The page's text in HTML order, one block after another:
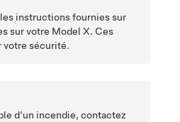
instructions fournies sur
sur votre Model X. Ces
votre sécurité.
d’un incendie, contactez